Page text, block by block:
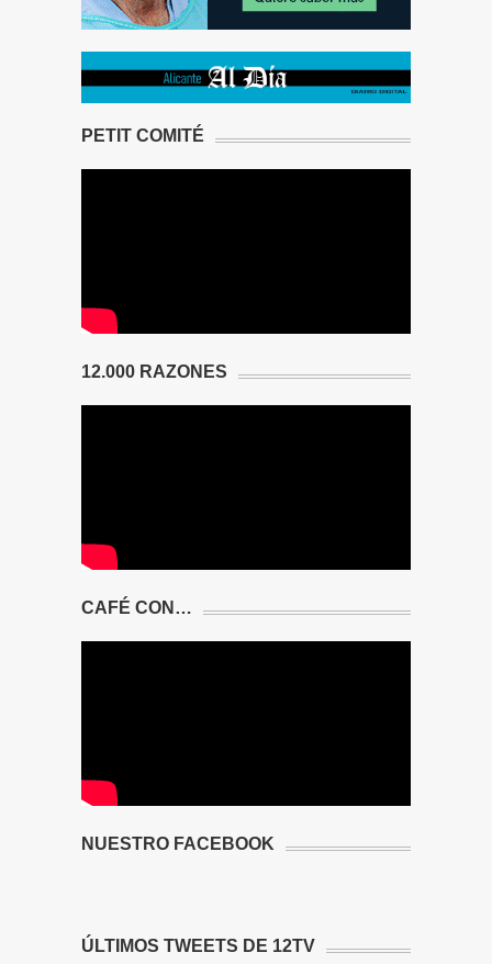
PETIT COMITÉ
12.000 RAZONES
CAFÉ CON…
NUESTRO FACEBOOK
ÚLTIMOS TWEETS DE 12TV